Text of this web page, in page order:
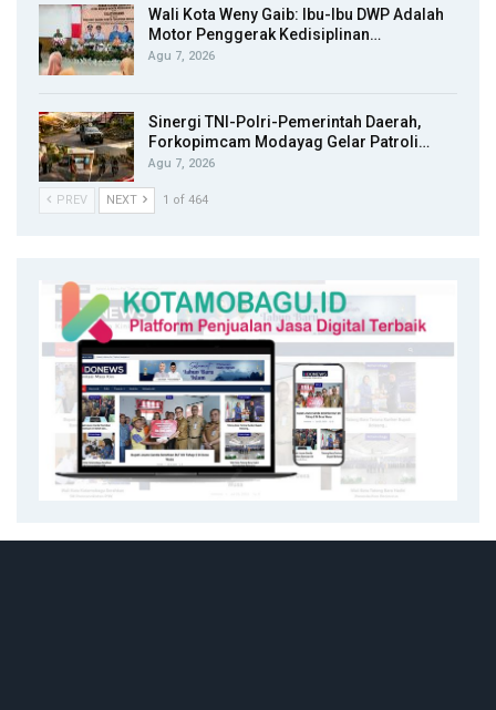
Wali Kota Weny Gaib: Ibu-Ibu DWP Adalah
Motor Penggerak Kedisiplinan…
Agu 7, 2026
Sinergi TNI-Polri-Pemerintah Daerah,
Forkopimcam Modayag Gelar Patroli…
Agu 7, 2026
PREV NEXT 1 of 464